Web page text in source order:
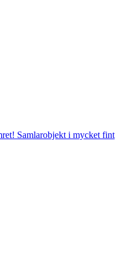
Samlarobjekt i mycket fint